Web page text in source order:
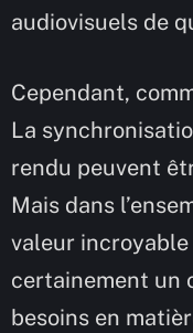
audiovisuels de
Cependant,
La
rendu peuvent
Mais dans
valeur
certainement un
besoins en